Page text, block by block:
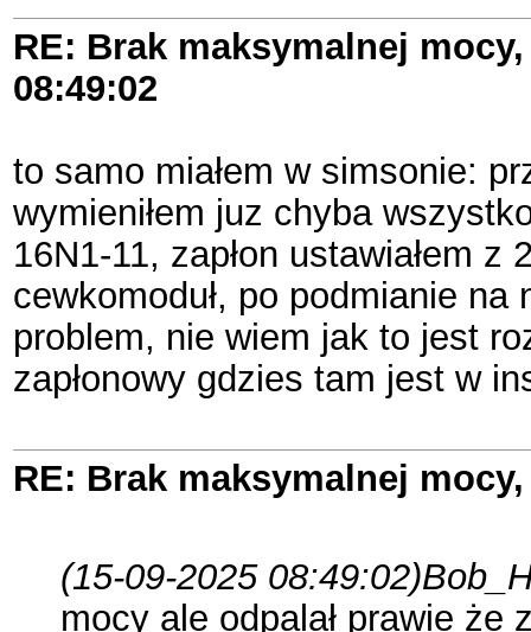
RE: Brak maksymalnej
08:49:02
to samo miałem w simsonie:
wymieniłem juz chyba
16N1-11, zapłon ustawiałem
cewkomoduł, po podmianie
problem, nie wiem jak to jest
zapłonowy gdzies tam jest w
RE: Brak maksymalnej
(15-09-2025 08:49:02)
mocy ale odpalał prawie że